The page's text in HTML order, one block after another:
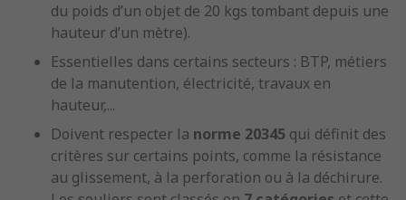
du poids d’un objet de 20 kgs tombant depuis une
hauteur d’un mètre).
Essentielles dans certains secteurs : BTP, métiers
de la manutention, électricité, travaux en
hauteur,...
Doivent respecter la norme 20345 qui définit des
critères sur certains points, comme la résistance
au glissement, à la perforation ou à la déchirure.